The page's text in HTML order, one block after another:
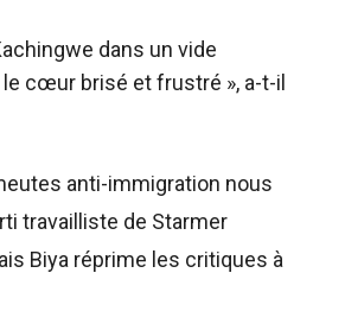
dans un vide
cœur brisé et frustré », a-t-il
anti-immigration nous
travailliste de Starmer
Biya réprime les critiques à